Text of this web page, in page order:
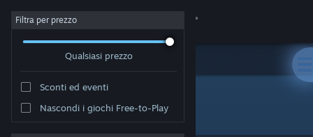
Accedi
Filtra per prezzo
Qualsiasi prezzo
Sconti ed eventi
Nascondi i giochi Free-to-Play
Sviluppatore: Radon Labs